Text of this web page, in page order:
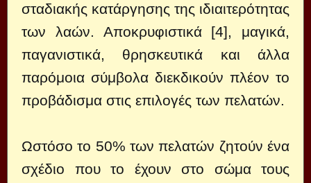
σταδιακής κατάργησης της ιδιαιτερότητας
των λαών. Αποκρυφιστικά [4], μαγικά,
παγανιστικά, θρησκευτικά και άλλα
παρόμοια σύμβολα διεκδικούν πλέον το
προβάδισμα στις επιλογές των πελατών.
Ωστόσο το 50% των πελατών ζητούν ένα
σχέδιο που το έχουν στο σώμα τους